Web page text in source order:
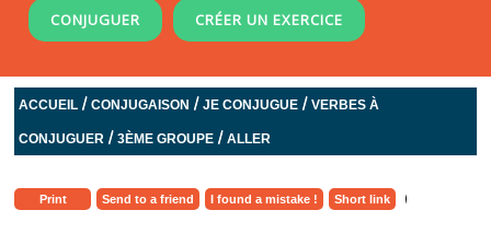
CONJUGUER CRÉER UN EXERCICE
ACCUEIL /CONJUGAISON /JE CONJUGUE /VERBES À
CONJUGUER /3ÈME GROUPE /ALLER
Print Send to a friend I found a mistake ! Short link